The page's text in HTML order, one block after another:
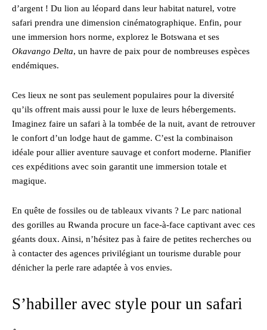
d’argent ! Du lion au léopard dans leur habitat naturel, votre
safari prendra une dimension cinématographique. Enfin, pour
une immersion hors norme, explorez le Botswana et ses
Okavango Delta, un havre de paix pour de nombreuses espèces
endémiques.
Ces lieux ne sont pas seulement populaires pour la diversité
qu’ils offrent mais aussi pour le luxe de leurs hébergements.
Imaginez faire un safari à la tombée de la nuit, avant de retrouver
le confort d’un lodge haut de gamme. C’est la combinaison
idéale pour allier aventure sauvage et confort moderne. Planifier
ces expéditions avec soin garantit une immersion totale et
magique.
En quête de fossiles ou de tableaux vivants ? Le parc national
des gorilles au Rwanda procure un face-à-face captivant avec ces
géants doux. Ainsi, n’hésitez pas à faire de petites recherches ou
à contacter des agences privilégiant un tourisme durable pour
dénicher la perle rare adaptée à vos envies.
S’habiller avec style pour un safari